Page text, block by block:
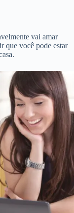
vai amar
que você pode estar